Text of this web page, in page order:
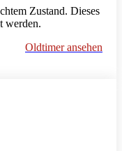
Zustand. Dieses
werden.
Oldtimer ansehen